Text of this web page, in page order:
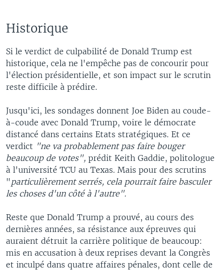
Historique
Si le verdict de culpabilité de Donald Trump est
historique, cela ne l'empêche pas de concourir pour
l'élection présidentielle, et son impact sur le scrutin
reste difficile à prédire.
Jusqu'ici, les sondages donnent Joe Biden au coude-
à-coude avec Donald Trump, voire le démocrate
distancé dans certains Etats stratégiques. Et ce
verdict "ne va probablement pas faire bouger
beaucoup de votes", prédit Keith Gaddie, politologue
à l'université TCU au Texas. Mais pour des scrutins
"particulièrement serrés, cela pourrait faire basculer
les choses d'un côté à l'autre".
Reste que Donald Trump a prouvé, au cours des
dernières années, sa résistance aux épreuves qui
auraient détruit la carrière politique de beaucoup:
mis en accusation à deux reprises devant la Congrès
et inculpé dans quatre affaires pénales, dont celle de